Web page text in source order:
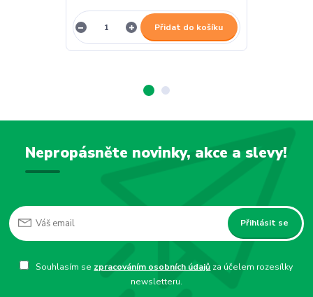
Přidat do košíku
Nepropásněte novinky, akce a slevy!
Přihlásit se
Souhlasím se zpracováním osobních údajů za účelem rozesílky
newsletteru.